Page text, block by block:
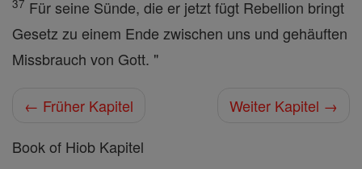
37 Für seine Sünde, die er jetzt fügt Rebellion bringt
Gesetz zu einem Ende zwischen uns und gehäuften
Missbrauch von Gott. "
← Früher Kapitel
Weiter Kapitel →
Book of Hiob Kapitel